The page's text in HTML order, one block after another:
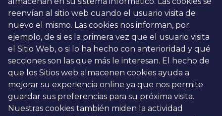
reenvían al sitio web cuando el usuario visita de
nuevo el mismo. Las cookies nos informan, por
ejemplo, de si es la primera vez que el usuario visita
el Sitio Web, o si lo ha hecho con anterioridad y qué
secciones son las que más le interesan. El hecho de
que los Sitios web almacenen cookies ayuda a
mejorar su experiencia online ya que nos permite
guardar sus preferencias para su próxima visita.
Nuestras cookies también miden la actividad